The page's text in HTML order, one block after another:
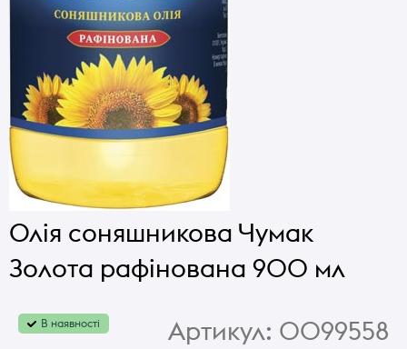
Олія соняшникова Чумак
Золота рафінована 900 мл
В наявності Артикул: 0099558